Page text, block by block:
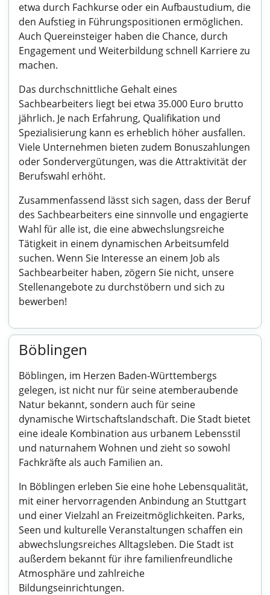
etwa durch Fachkurse oder ein Aufbaustudium, die
den Aufstieg in Führungspositionen ermöglichen.
Auch Quereinsteiger haben die Chance, durch
Engagement und Weiterbildung schnell Karriere zu
machen.
Das durchschnittliche Gehalt eines
Sachbearbeiters liegt bei etwa 35.000 Euro brutto
jährlich. Je nach Erfahrung, Qualifikation und
Spezialisierung kann es erheblich höher ausfallen.
Viele Unternehmen bieten zudem Bonuszahlungen
oder Sondervergütungen, was die Attraktivität der
Berufswahl erhöht.
Zusammenfassend lässt sich sagen, dass der Beruf
des Sachbearbeiters eine sinnvolle und engagierte
Wahl für alle ist, die eine abwechslungsreiche
Tätigkeit in einem dynamischen Arbeitsumfeld
suchen. Wenn Sie Interesse an einem Job als
Sachbearbeiter haben, zögern Sie nicht, unsere
Stellenangebote zu durchstöbern und sich zu
bewerben!
Böblingen
Böblingen, im Herzen Baden-Württembergs
gelegen, ist nicht nur für seine atemberaubende
Natur bekannt, sondern auch für seine
dynamische Wirtschaftslandschaft. Die Stadt bietet
eine ideale Kombination aus urbanem Lebensstil
und naturnahem Wohnen und zieht so sowohl
Fachkräfte als auch Familien an.
In Böblingen erleben Sie eine hohe Lebensqualität,
mit einer hervorragenden Anbindung an Stuttgart
und einer Vielzahl an Freizeitmöglichkeiten. Parks,
Seen und kulturelle Veranstaltungen schaffen ein
abwechslungsreiches Alltagsleben. Die Stadt ist
außerdem bekannt für ihre familienfreundliche
Atmosphäre und zahlreiche
Bildungseinrichtungen.